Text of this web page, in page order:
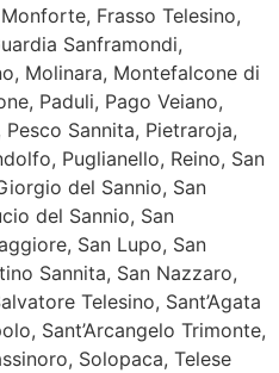
Frasso Telesino,
Sanframondi,
Molinara, Montefalcone di
Paduli, Pago Veiano,
Sannita, Pietraroja,
Puglianello, Reino, San
del Sannio, San
del Sannio, San
San Lupo, San
Sannita, San Nazzaro,
Telesino, Sant’Agata
Sant’Arcangelo Trimonte,
Solopaca, Telese